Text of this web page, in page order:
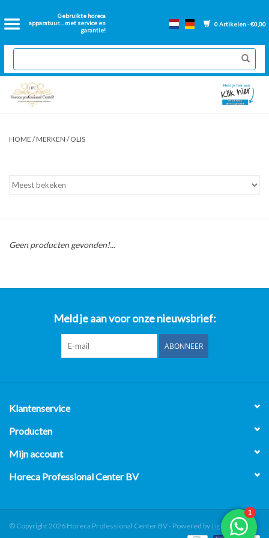
Gebruikte horeca
apparatuur.... met service en
garantie!
0 Artikelen - €0,00
Home
2dehands Horeca
Nieuwe apparatuur
Onderdelen bakwanden
Over ons
HOME /MERKEN /OLIS
Geen producten gevonden!...
Meld je aan voor onze nieuwsbrief:
ABONNEER
Klantenservice
Producten
Mijn account
Horeca Professional Center BV
© Copyright 2026 Horeca Professional Center BV - Powered by Lightspeed